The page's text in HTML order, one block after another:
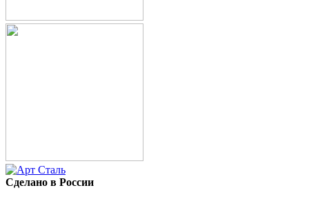
Сделано в России